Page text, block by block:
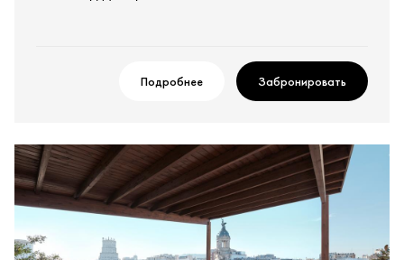
Подробнее Забронировать